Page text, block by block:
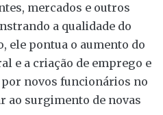
mercados e outros
a qualidade do
ele pontua o aumento do
e a criação de emprego e
por novos funcionários no
ao surgimento de novas